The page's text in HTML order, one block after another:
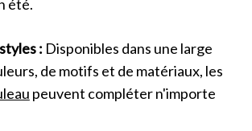
été.
: Disponibles dans une large
de motifs et de matériaux, les
peuvent compléter n'importe